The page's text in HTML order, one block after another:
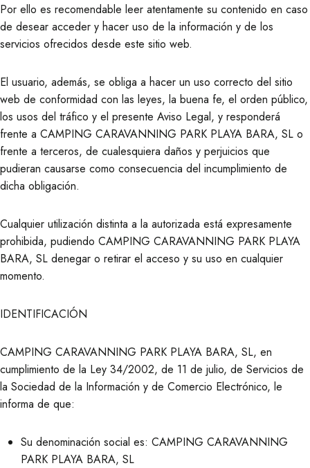
Por ello es recomendable leer atentamente su contenido en caso
de desear acceder y hacer uso de la información y de los
servicios ofrecidos desde este sitio web.
El usuario, además, se obliga a hacer un uso correcto del sitio
web de conformidad con las leyes, la buena fe, el orden público,
los usos del tráfico y el presente Aviso Legal, y responderá
frente a CAMPING CARAVANNING PARK PLAYA BARA, SL o
frente a terceros, de cualesquiera daños y perjuicios que
pudieran causarse como consecuencia del incumplimiento de
dicha obligación.
Cualquier utilización distinta a la autorizada está expresamente
prohibida, pudiendo CAMPING CARAVANNING PARK PLAYA
BARA, SL denegar o retirar el acceso y su uso en cualquier
momento.
IDENTIFICACIÓN
CAMPING CARAVANNING PARK PLAYA BARA, SL, en
cumplimiento de la Ley 34/2002, de 11 de julio, de Servicios de
la Sociedad de la Información y de Comercio Electrónico, le
informa de que:
Su denominación social es: CAMPING CARAVANNING
PARK PLAYA BARA, SL